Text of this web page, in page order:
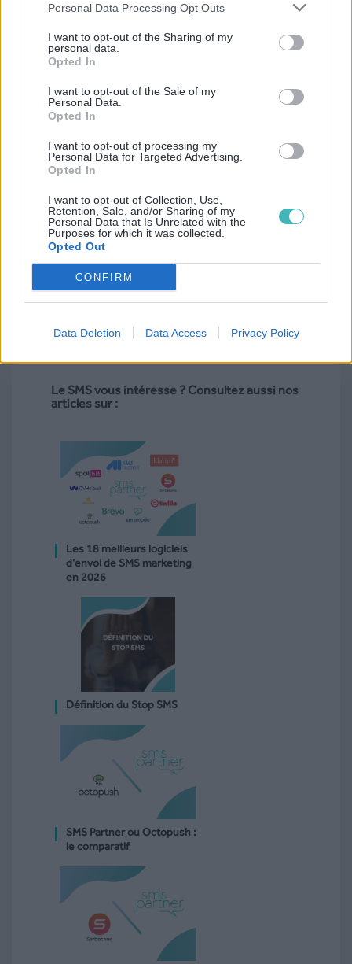
Personal Data Processing Opt Outs
I want to opt-out of the Sharing of my
personal data.
Opted In
I want to opt-out of the Sale of my
Personal Data.
Opted In
I want to opt-out of processing my
Personal Data for Targeted Advertising.
Opted In
I want to opt-out of Collection, Use,
Retention, Sale, and/or Sharing of my
Personal Data that Is Unrelated with the
Purposes for which it was collected.
Opted Out
CONFIRM
Data Deletion Data Access Privacy Policy
de ses partenaires
La Charte Business Messaging 2026 est une
bonne nouvelle pour le secteur
consommateurs et limite les abus. C’est
l’occasion de
simplifier la gestion des opt-inet d’
vos campagnestout en restant dans les clous !
Le SMS vous intéresse ? Consultez aussi nos
articles sur :
Les 18 meilleurs logiciels
d’envoi de SMS marketing
en 2026
Définition du Stop SMS
SMS Partner ou Octopush :
le comparatif